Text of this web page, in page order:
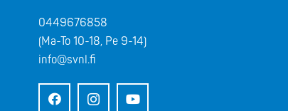
0449676858
(Ma-To 10-18, Pe 9-14)
info@svnl.fi